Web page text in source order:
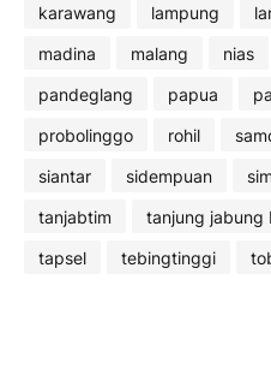
karawang
lampung
madina
malang nias
pandeglang
papua
probolinggo
rohil
siantar
sidempuan
tanjabtim
tanjung jabung
tapsel
tebingtinggi